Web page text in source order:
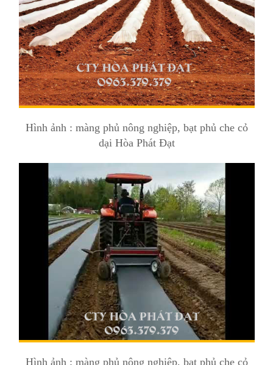
Hình ảnh : màng phủ nông nghiệp, bạt phủ che cỏ
dại Hòa Phát Đạt
Hình ảnh : màng phủ nông nghiệp, bạt phủ che cỏ